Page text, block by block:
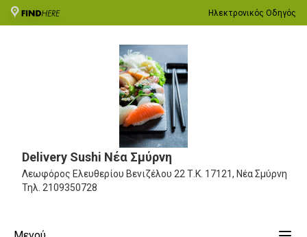
Ηλεκτρονικός Οδηγός
Delivery Sushi Νέα Σμύρνη
Λεωφόρος Ελευθερίου Βενιζέλου 22 Τ.Κ. 17121, Νέα Σμύρνη
Τηλ. 2109350728